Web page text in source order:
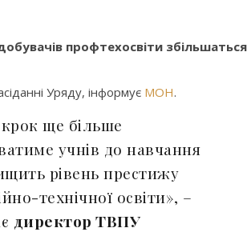
профтехосвіти збільшаться
Уряду, інформує МОН.
ще більше
учнів до навчання
рівень престижу
технічної освіти», –
директор ТВПУ